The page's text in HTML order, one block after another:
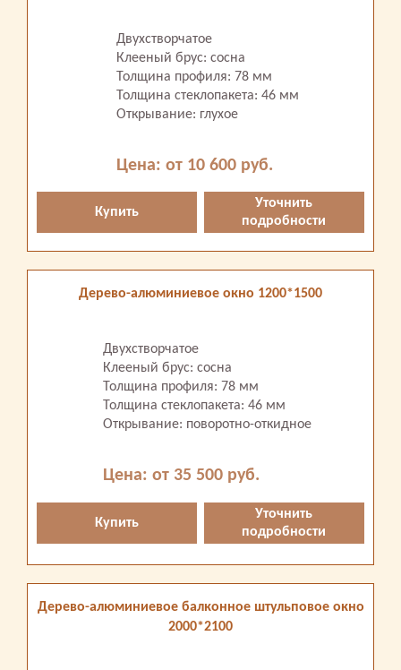
Двухстворчатое
Клееный брус: сосна
Толщина профиля: 78 мм
Толщина стеклопакета: 46 мм
Открывание: глухое
Цена: от 10 600 руб.
Купить
Уточнить
подробности
Дерево-алюминиевое окно 1200*1500
Двухстворчатое
Клееный брус: сосна
Толщина профиля: 78 мм
Толщина стеклопакета: 46 мм
Открывание: поворотно-откидное
Цена: от 35 500 руб.
Купить
Уточнить
подробности
Дерево-алюминиевое балконное штульповое окно
2000*2100